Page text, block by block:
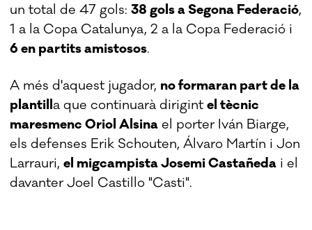
un total de 47 gols:38 gols a Segona Federació,
1 a la Copa Catalunya, 2 a la Copa Federació i
6 en partits amistosos.
A més d'aquest jugador, no formaran part de la
plantilla que continuarà dirigintel tècnic
maresmenc Oriol Alsina el porter Iván Biarge,
els defenses Erik Schouten, Álvaro Martín i Jon
Larrauri,el migcampista Josemi Castañeda i el
davanter Joel Castillo "Casti".